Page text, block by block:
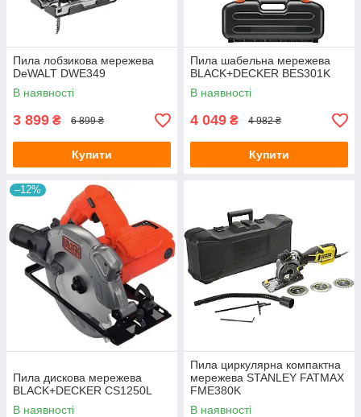
Пила лобзикова мережева
DeWALT DWE349
В наявності
3 899 ₴ 6 899 ₴
Купити
Пила шабельна мережева
BLACK+DECKER BES301K
В наявності
4 049 ₴ 4 982 ₴
Купити
–12%
Пила дискова мережева
BLACK+DECKER CS1250L
В наявності
Пила циркулярна компактна
мережева STANLEY FATMAX
FME380K
В наявності